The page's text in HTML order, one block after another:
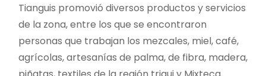
Tianguis promovió diversos productos y servicios
de la zona, entre los que se encontraron
personas que trabajan los mezcales, miel, café,
agrícolas, artesanías de palma, de fibra, madera,